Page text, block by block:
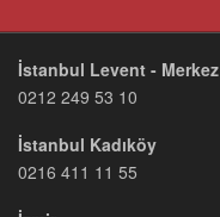
İstanbul Levent - Merkez
0212 249 53 10
İstanbul Kadıköy
0216 411 11 55